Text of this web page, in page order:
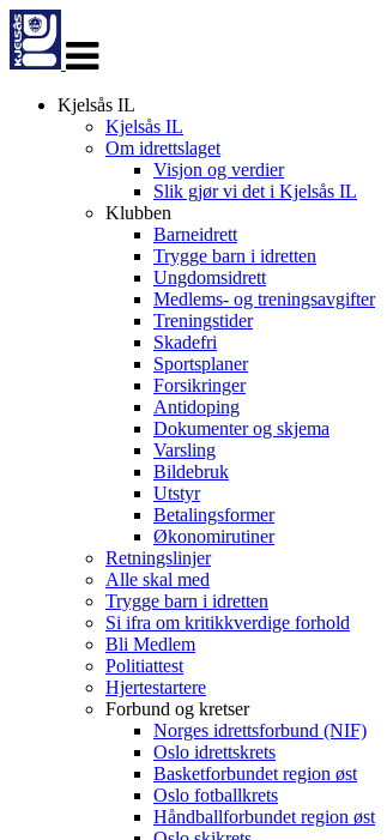
navigasjon
Kjelsås IL
Kjelsås IL
Om idrettslaget
Visjon og verdier
Slik gjør vi det i Kjelsås IL
Klubben
Barneidrett
Trygge barn i idretten
Ungdomsidrett
Medlems- og treningsavgifter
Treningstider
Skadefri
Sportsplaner
Forsikringer
Antidoping
Dokumenter og skjema
Varsling
Bildebruk
Utstyr
Betalingsformer
Økonomirutiner
Retningslinjer
Alle skal med
Trygge barn i idretten
Si ifra om kritikkverdige forhold
Bli Medlem
Politiattest
Hjertestartere
Forbund og kretser
Norges idrettsforbund (NIF)
Oslo idrettskrets
Basketforbundet region øst
Oslo fotballkrets
Håndballforbundet region øst